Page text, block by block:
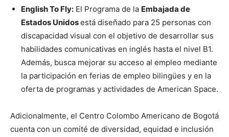
English To Fly: El Programa de la Embajada de
Estados Unidosestá diseñado para 25 personas con
discapacidad visual con el objetivo de desarrollar sus
habilidades comunicativas en inglés hasta el nivel B1.
Además, busca mejorar su acceso al empleo mediante
la participación en ferias de empleo bilingües y en la
oferta de programas y actividades de American Space.
Adicionalmente, el Centro Colombo Americano de Bogotá
cuenta con un comité de diversidad, equidad e inclusión